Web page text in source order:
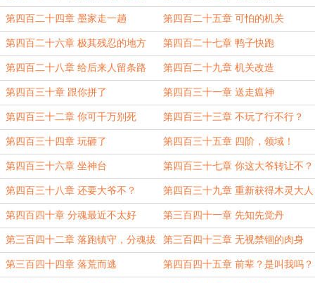
第四百二十四章 墨家走一趟 第四百二十五章 可怕的机关
第四百二十六章 极其残忍的地方 第四百二十七章 鸭子快跑
第四百二十八章 给后来人留条路 第四百二十九章 机关改造
第四百三十章 跟你拼了 第四百三十一章 送走瘟神
第四百三十二章 你可千万别死 第四百三十三章 不玩了行不行？
第四百三十四章 玩砸了 第四百三十五章 四阶，领域！
第四百三十六章 坐神台 第四百三十七章 你这大爷转让不？
第四百三十八章 还要大爷不？ 第四百三十九章 重新获得木灵大人
的友谊
第四百四十章 分魂最近不太好 第三百四十一章 先知先觉丹
第三百四十二章 落跑镇守，分魂拔
树
第三百四十三章 无视禁锢的肉身
第三百四十四章 落荒而逃 第四百四十五章 前辈？是叫我吗？